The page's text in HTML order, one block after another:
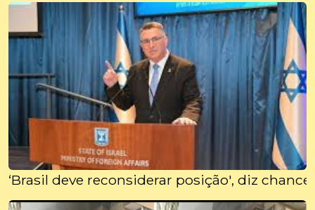
‘Brasil deve reconsiderar posição', diz